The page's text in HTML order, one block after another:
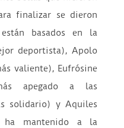
finalizar se dieron
basados en la
deportista), Apolo
valiente), Eufrósine
apegado a las
solidario) y Aquiles
mantenido a la